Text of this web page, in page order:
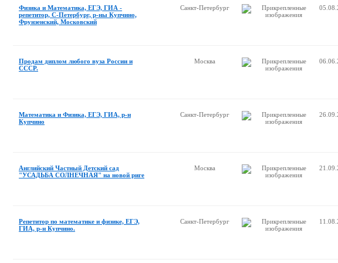
Физика и Математика, ЕГЭ, ГИА -
репетитор, С-Петербург, р-ны Купчино,
Фрунзенский, Московский
Санкт-Петербург
Продам диплом любого вуза России и
СССР.
Москва
Математика и Физика, ЕГЭ, ГИА, р-н
Купчино
Санкт-Петербург
Английский Частный Детский сад
"УСАДЬБА СОЛНЕЧНАЯ" на новой риге
Москва
Репетитор по математике и физике, ЕГЭ,
ГИА, р-н Купчино.
Санкт-Петербург